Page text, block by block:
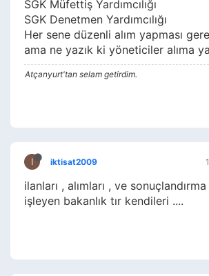
SGK Müfettiş Yardımcılığı
SGK Denetmen Yardımcılığı
Her sene düzenli alım yapması
ama ne yazık ki yöneticiler alıma
Atçanyurt'tan selam getirdim.
I iktisat2009
ilanları , alımları , ve
işleyen bakanlık tır kendileri ....